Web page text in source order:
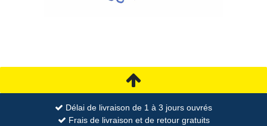
Délai de livraison de 1 à 3 jours ouvrés
Frais de livraison et de retour gratuits